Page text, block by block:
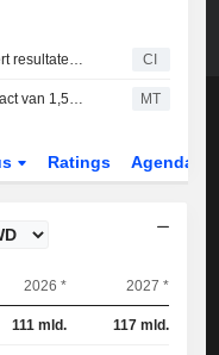
Novatek Microelectronics Corp. rapporteert resultaten over het tweede kwartaal en de eerste zes maanden eindigend op 30 juni 2026 CI
Novatek Microelectronics gunt bouwcontract van 1,54 miljard TWD MT
Ratings Agenda
2026 * 2027 *
111 mld. 117 mld.